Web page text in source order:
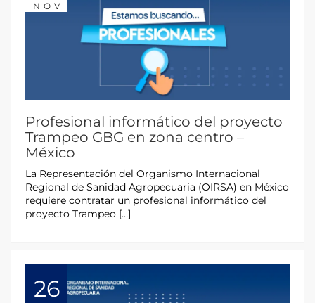
NOV
Profesional informático del proyecto
Trampeo GBG en zona centro –
México
La Representación del Organismo Internacional
Regional de Sanidad Agropecuaria (OIRSA) en México
requiere contratar un profesional informático del
proyecto Trampeo […]
26